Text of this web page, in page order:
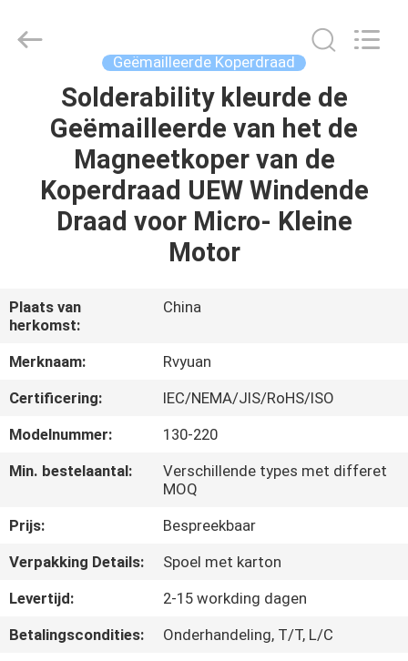
PRODUCTEN
VIDEOS
ONS
FABRIEKSREIS
CONTACTEER
NIEUWS
VERZOEK
Material
Co,.Ltd.
Geëmailleerde Koperdraad
Solderability kleurde de
Geëmailleerde van het de
Magneetkoper van de
Koperdraad UEW Windende
Draad voor Micro- Kleine
Motor
Plaats van
herkomst:
China
Merknaam:
Rvyuan
Certificering:
IEC/NEMA/JIS/RoHS/ISO
Modelnummer:
130-220
Min. bestelaantal:
Verschillende types met differet
MOQ
Prijs:
Bespreekbaar
Verpakking Details:
Spoel met karton
Levertijd:
2-15 workding dagen
Betalingscondities:
Onderhandeling, T/T, L/C